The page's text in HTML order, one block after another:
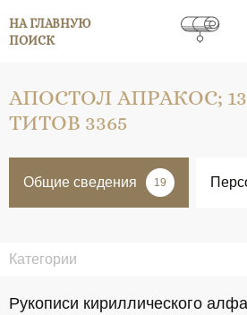
НА ГЛАВНУЮ
ПОИСК
АПОСТОЛ АПРАКОС;
ТИТОВ 3365
Общие сведения 19
Категории
Рукописи кириллического